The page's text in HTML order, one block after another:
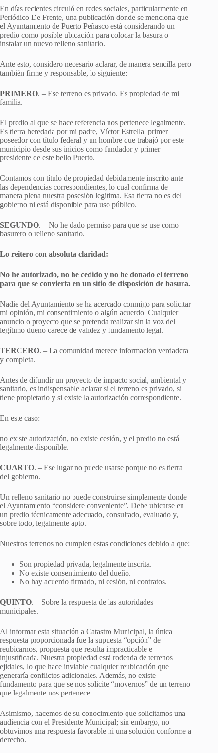
En días recientes circuló en redes sociales, particularmente en
Periódico De Frente, una publicación donde se menciona que
el Ayuntamiento de Puerto Peñasco está considerando un
predio como posible ubicación para colocar la basura o
instalar un nuevo relleno sanitario.
Ante esto, considero necesario aclarar, de manera sencilla pero
también firme y responsable, lo siguiente:
PRIMERO. – Ese terreno es privado. Es propiedad de mi
familia.
El predio al que se hace referencia nos pertenece legalmente.
Es tierra heredada por mi padre, Víctor Estrella, primer
poseedor con título federal y un hombre que trabajó por este
municipio desde sus inicios como fundador y primer
presidente de este bello Puerto.
Contamos con título de propiedad debidamente inscrito ante
las dependencias correspondientes, lo cual confirma de
manera plena nuestra posesión legítima. Esa tierra no es del
gobierno ni está disponible para uso público.
SEGUNDO. – No he dado permiso para que se use como
basurero o relleno sanitario.
Lo reitero con absoluta claridad:
No he autorizado, no he cedido y no he donado el terreno
para que se convierta en un sitio de disposición de basura.
Nadie del Ayuntamiento se ha acercado conmigo para solicitar
mi opinión, mi consentimiento o algún acuerdo. Cualquier
anuncio o proyecto que se pretenda realizar sin la voz del
legítimo dueño carece de validez y fundamento legal.
TERCERO. – La comunidad merece información verdadera
y completa.
Antes de difundir un proyecto de impacto social, ambiental y
sanitario, es indispensable aclarar si el terreno es privado, si
tiene propietario y si existe la autorización correspondiente.
En este caso:
no existe autorización, no existe cesión, y el predio no está
legalmente disponible.
CUARTO. – Ese lugar no puede usarse porque no es tierra
del gobierno.
Un relleno sanitario no puede construirse simplemente donde
el Ayuntamiento “considere conveniente”. Debe ubicarse en
un predio técnicamente adecuado, consultado, evaluado y,
sobre todo, legalmente apto.
Nuestros terrenos no cumplen estas condiciones debido a que:
Son propiedad privada, legalmente inscrita.
No existe consentimiento del dueño.
No hay acuerdo firmado, ni cesión, ni contratos.
QUINTO. – Sobre la respuesta de las autoridades
municipales.
Al informar esta situación a Catastro Municipal, la única
respuesta proporcionada fue la supuesta “opción” de
reubicarnos, propuesta que resulta impracticable e
injustificada. Nuestra propiedad está rodeada de terrenos
ejidales, lo que hace inviable cualquier reubicación que
generaría conflictos adicionales. Además, no existe
fundamento para que se nos solicite “movernos” de un terreno
que legalmente nos pertenece.
Asimismo, hacemos de su conocimiento que solicitamos una
audiencia con el Presidente Municipal; sin embargo, no
obtuvimos una respuesta favorable ni una solución conforme a
derecho.